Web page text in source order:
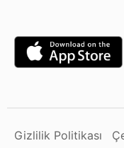
Gizlilik Politikası